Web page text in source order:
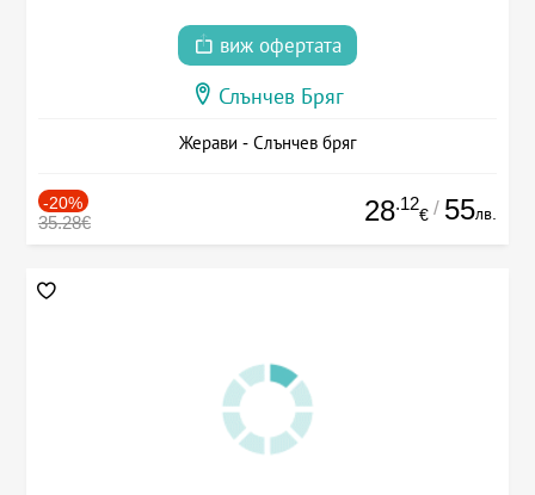
виж офертата
Слънчев Бряг
Жерави - Слънчев бряг
-20%
35.28€ 28.12
€ / 55лв.